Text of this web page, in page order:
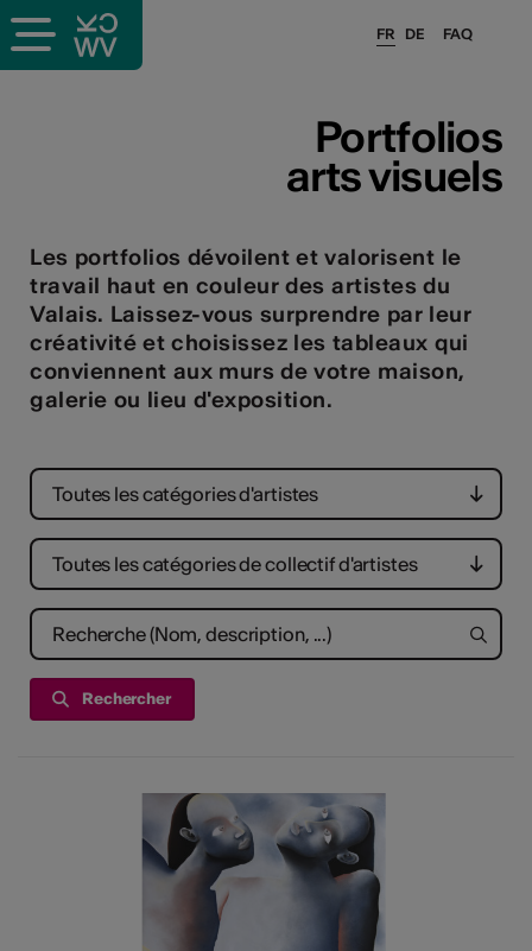
FAQ
FR DE
Portfolios
arts visuels
Les portfolios dévoilent et valorisent le
travail haut en couleur des artistes du
Valais. Laissez-vous surprendre par leur
créativité et choisissez les tableaux qui
conviennent aux murs de votre maison,
galerie ou lieu d'exposition.
Toutes les catégories d'artistes
Toutes les catégories de collectif d'artistes